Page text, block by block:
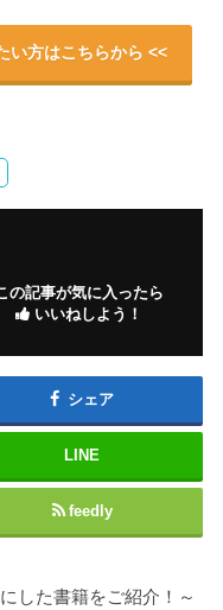
い方はこちらから <<
の記事が気に入ったら
いいねしよう！
シェア
LINE
feedly
した書籍をご紹介！～